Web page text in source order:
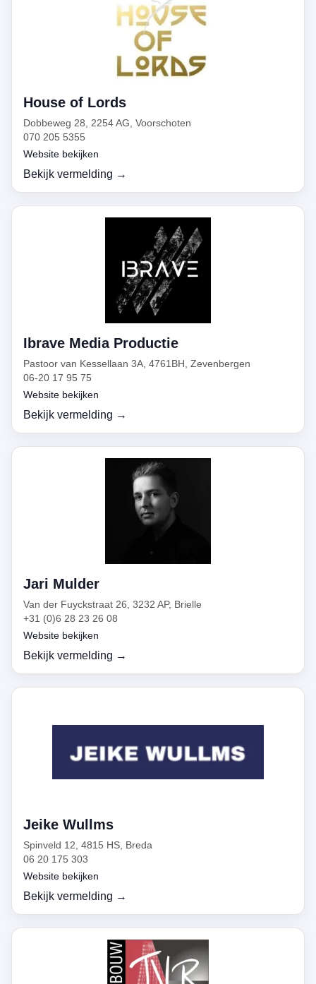
House of Lords
Dobbeweg 28, 2254 AG, Voorschoten
070 205 5355
Website bekijken
Bekijk vermelding →
Ibrave Media Productie
Pastoor van Kessellaan 3A, 4761BH, Zevenbergen
06-20 17 95 75
Website bekijken
Bekijk vermelding →
Jari Mulder
Van der Fuyckstraat 26, 3232 AP, Brielle
+31 (0)6 28 23 26 08
Website bekijken
Bekijk vermelding →
Jeike Wullms
Spinveld 12, 4815 HS, Breda
06 20 175 303
Website bekijken
Bekijk vermelding →